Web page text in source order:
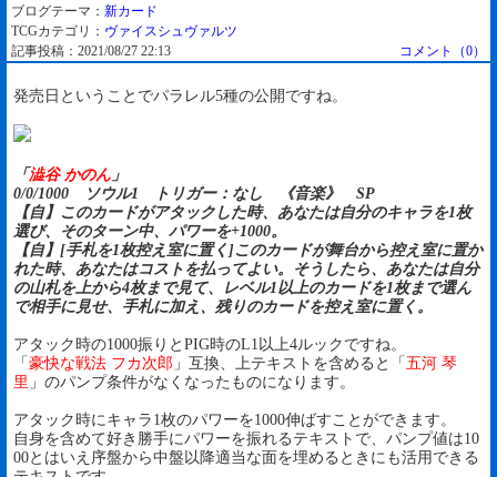
ブログテーマ： 新カード
TCGカテゴリ： ヴァイスシュヴァルツ
記事投稿：2021/08/27 22:13
コメント（0）
発売日ということでパラレル5種の公開ですね。
「 澁谷 かのん 」
0/0/1000 ソウル1 トリガー：なし 《音楽》 SP
【自】このカードがアタックした時、あなたは自分のキャラを1枚
選び、そのターン中、パワーを+1000。
【自】[手札を1枚控え室に置く]このカードが舞台から控え室に置か
れた時、あなたはコストを払ってよい。そうしたら、あなたは自分
の山札を上から4枚まで見て、レベル1以上のカードを1枚まで選ん
で相手に見せ、手札に加え、残りのカードを控え室に置く。
アタック時の1000振りとPIG時のL1以上4ルックですね。
「 豪快な戦法 フカ次郎 」互換、上テキストを含めると「 五河 琴
里 」のパンプ条件がなくなったものになります。
アタック時にキャラ1枚のパワーを1000伸ばすことができます。
自身を含めて好き勝手にパワーを振れるテキストで、パンプ値は10
00とはいえ序盤から中盤以降適当な面を埋めるときにも活用できる